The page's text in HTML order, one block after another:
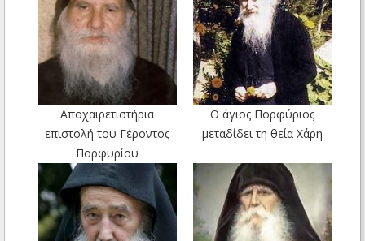
Αποχαιρετιστήρια
επιστολή του Γέροντος
Πορφυρίου
Ο άγιος Πορφύριος
μεταδίδει τη θεία Χάρη